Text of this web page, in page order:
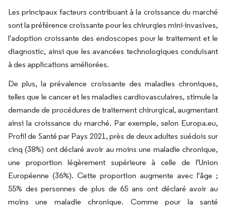
Les principaux facteurs contribuant à la croissance du marché
sont la préférence croissante pour les chirurgies mini-invasives,
l'adoption croissante des endoscopes pour le traitement et le
diagnostic, ainsi que les avancées technologiques conduisant
à des applications améliorées.
De plus, la prévalence croissante des maladies chroniques,
telles que le cancer et les maladies cardiovasculaires, stimule la
demande de procédures de traitement chirurgical, augmentant
ainsi la croissance du marché. Par exemple, selon Europa.eu,
Profil de Santé par Pays 2021, près de deux adultes suédois sur
cinq (38%) ont déclaré avoir au moins une maladie chronique,
une proportion légèrement supérieure à celle de l'Union
Européenne (36%). Cette proportion augmente avec l'âge ;
55% des personnes de plus de 65 ans ont déclaré avoir au
moins une maladie chronique. Comme pour la santé